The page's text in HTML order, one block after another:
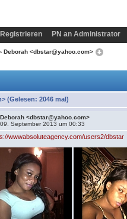
Registrieren PN an Administrator
› Deborah <dbstar@yahoo.com>
(Gelesen: 2046 mal)
Deborah <dbstar@yahoo.com>
09. September 2013 um 00:33
wwwabsoluteagency.com/users2/dbstar